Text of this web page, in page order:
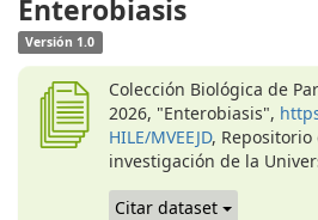
Enterobiasis
Versión 1.0
Colección Biológica de
2026, "Enterobiasis",
HILE/MVEEJD,
investigación de la
Citar dataset